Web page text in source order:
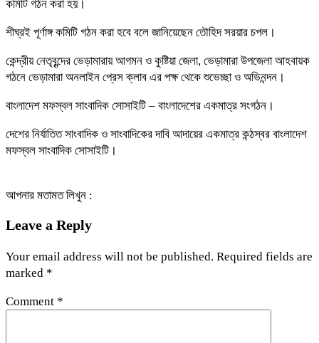
কমিটি গঠন করা হয়।
শীঘ্রই পূর্ণাঙ্গ কমিটি গঠন করা হবে বলে জানিয়েছেন তৌহিদ সরয়ার চপল।
কেন্দ্রীয় নেতৃবৃন্দের ভেড়ামারায় আগমন ও কুষ্টিয়া জেলা, ভেড়ামারা উপজেলা আহবায়ক
গঠনে ভেড়ামারা অনলাইন প্রেস ক্লাব এর পক্ষ থেকে শুভেচ্ছা ও অভিনন্দন।
বাংলাদেশ মফস্বল সাংবাদিক সোসাইটি – বাংলাদেশের একমাত্র সংগঠন।
দেশের নির্যাতিত সাংবাদিক ও সাংবাদিকের দাবি আদায়ের একমাত্র কন্ঠস্বর বাংলাদেশ
মফস্বল সাংবাদিক সোসাইটি।
আপনার মতামত লিখুন :
Leave a Reply
Your email address will not be published. Required fields are
marked *
Comment *